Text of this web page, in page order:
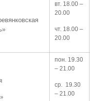
вт. 18.00 –
20.00
чт. 18.00 –
20.00
пон. 19.30
– 21.00
ср. 19.30
– 21.00